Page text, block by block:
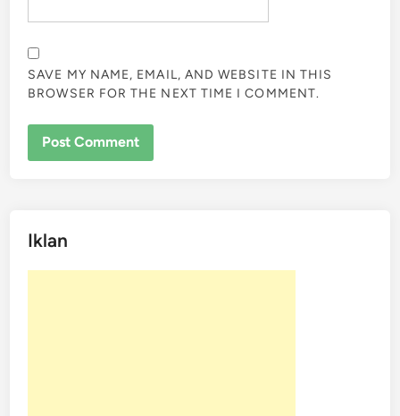
SAVE MY NAME, EMAIL, AND WEBSITE IN THIS
BROWSER FOR THE NEXT TIME I COMMENT.
Iklan